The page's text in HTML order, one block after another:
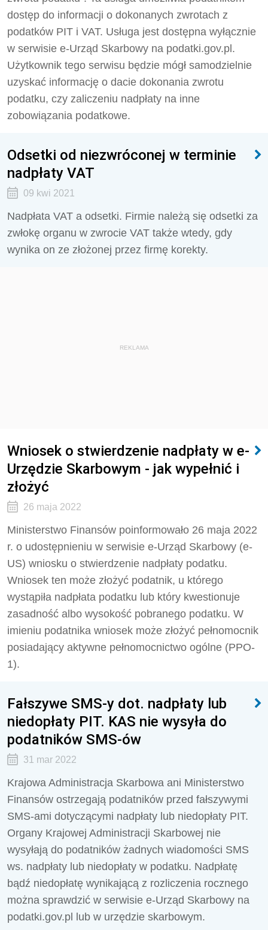
dostęp do informacji o dokonanych zwrotach z
podatków PIT i VAT. Usługa jest dostępna wyłącznie
w serwisie e-Urząd Skarbowy na podatki.gov.pl.
Użytkownik tego serwisu będzie mógł samodzielnie
uzyskać informację o dacie dokonania zwrotu
podatku, czy zaliczeniu nadpłaty na inne
zobowiązania podatkowe.
Odsetki od niezwróconej w terminie
nadpłaty VAT
09 kwi 2021
Nadpłata VAT a odsetki. Firmie należą się odsetki za
zwłokę organu w zwrocie VAT także wtedy, gdy
wynika on ze złożonej przez firmę korekty.
REKLAMA
Wniosek o stwierdzenie nadpłaty w e-
Urzędzie Skarbowym - jak wypełnić i
złożyć
26 maja 2022
Ministerstwo Finansów poinformowało 26 maja 2022
r. o udostępnieniu w serwisie e-Urząd Skarbowy (e-
US) wniosku o stwierdzenie nadpłaty podatku.
Wniosek ten może złożyć podatnik, u którego
wystąpiła nadpłata podatku lub który kwestionuje
zasadność albo wysokość pobranego podatku. W
imieniu podatnika wniosek może złożyć pełnomocnik
posiadający aktywne pełnomocnictwo ogólne (PPO-
1).
Fałszywe SMS-y dot. nadpłaty lub
niedopłaty PIT. KAS nie wysyła do
podatników SMS-ów
31 mar 2022
Krajowa Administracja Skarbowa ani Ministerstwo
Finansów ostrzegają podatników przed fałszywymi
SMS-ami dotyczącymi nadpłaty lub niedopłaty PIT.
Organy Krajowej Administracji Skarbowej nie
wysyłają do podatników żadnych wiadomości SMS
ws. nadpłaty lub niedopłaty w podatku. Nadpłatę
bądź niedopłatę wynikającą z rozliczenia rocznego
można sprawdzić w serwisie e-Urząd Skarbowy na
podatki.gov.pl lub w urzędzie skarbowym.